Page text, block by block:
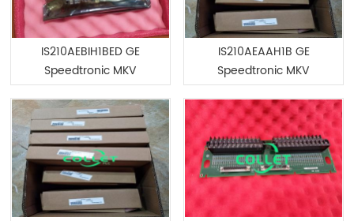
IS210AEBIH1BED GE
Speedtronic MKV
IS210AEAAH1B GE
Speedtronic MKV